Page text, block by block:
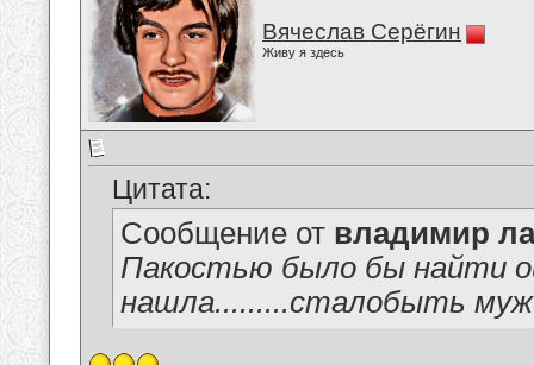
Вячеслав Серёгин
Живу я здесь
Цитата:
Сообщение от владимир
Пакостью было бы найти
нашла.........сталобыть